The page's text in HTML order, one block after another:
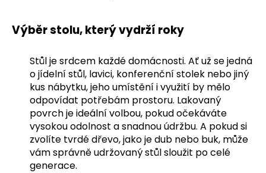
Výběr stolu, který vydrží roky
Stůl je srdcem každé domácnosti. Ať už se jedná
o jídelní stůl, lavici, konferenční stolek nebo jiný
kus nábytku, jeho umístění i využití by mělo
odpovídat potřebám prostoru. Lakovaný
povrch je ideální volbou, pokud očekáváte
vysokou odolnost a snadnou údržbu. A pokud si
zvolíte tvrdé dřevo, jako je dub nebo buk, může
vám správně udržovaný stůl sloužit po celé
generace.
HLEDAT